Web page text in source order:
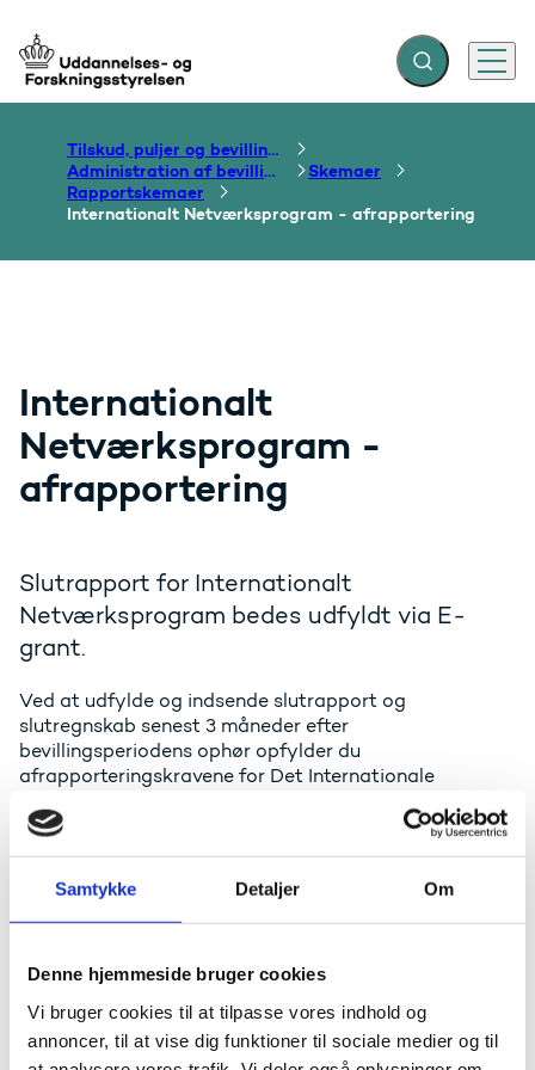
Samtykke Detaljer Om
Denne hjemmeside bruger cookies
Vi bruger cookies til at tilpasse vores indhold og
annoncer, til at vise dig funktioner til sociale medier og til
Gå til forsiden Fold søgefelt ud
Menu
Tilskud, puljer og bevillinger
Administration af bevillinger
Skemaer
Rapportskemaer
Internationalt Netværksprogram - afrapportering
Internationalt
Netværksprogram -
afrapportering
Slutrapport for Internationalt
Netværksprogram bedes udfyldt via E-
grant.
Ved at udfylde og indsende slutrapport og
slutregnskab senest 3 måneder efter
bevillingsperiodens ophør opfylder du
afrapporteringskravene for Det Internationale
Slutrapporten danner baggrund for Det Internationale
drejer sig om partnere, aktiviteter, resultater og tilskud
i forbindelse med dit projekt.
Du tilgår skabelonen for slutrapporten fra din
bevillingssag på e-grant-portalen.
Al korrespondance vedrørende din bevilling, herunder
regnskab og anmodning om forlængelse af